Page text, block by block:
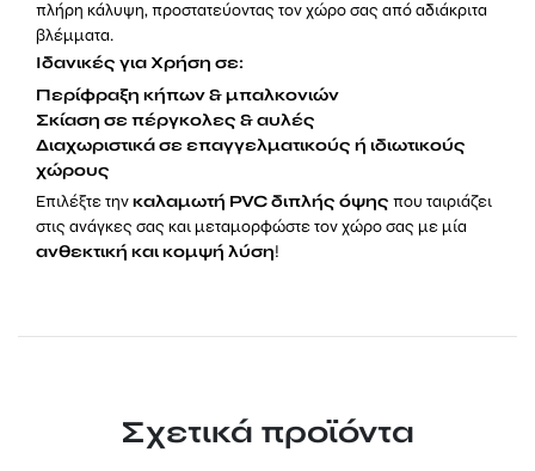
πλήρη κάλυψη, προστατεύοντας τον χώρο σας από αδιάκριτα
βλέμματα.
Ιδανικές για Χρήση σε:
Περίφραξη κήπων & μπαλκονιών
Σκίαση σε πέργκολες & αυλές
Διαχωριστικά σε επαγγελματικούς ή ιδιωτικούς
χώρους
Επιλέξτε τηνκαλαμωτή PVC διπλής όψης που ταιριάζει
στις ανάγκες σας και μεταμορφώστε τον χώρο σας με μία
ανθεκτική και κομψή λύση!
Σχετικά προϊόντα